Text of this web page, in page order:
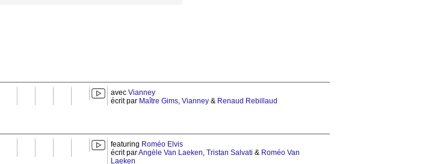
avec Vianney
écrit par Maître Gims, Vianney & Renaud Rebillaud
featuring Roméo Elvis
écrit parAngèle Van Laeken, Tristan Salvati & Roméo Van
Laeken